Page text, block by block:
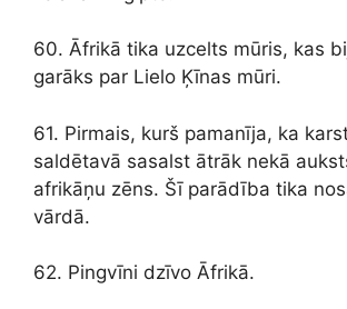
60. Āfrikā tika uzcelts mūris, kas
garāks par Lielo Ķīnas mūri.
61. Pirmais, kurš pamanīja, ka
saldētavā sasalst ātrāk nekā
afrikāņu zēns. Šī parādība tika
vārdā.
62. Pingvīni dzīvo Āfrikā.